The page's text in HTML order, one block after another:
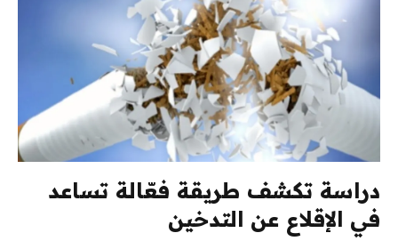
دراسة تكشف طريقة فعّالة تساعد
في الإقلاع عن التدخين